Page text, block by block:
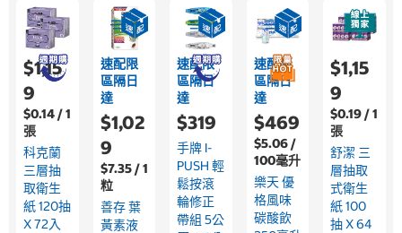
$1,15
9
$0.14 / 1
張
科克蘭
三層抽
取衛生
紙 120抽
X 72入
速配限
區隔日
達
$1,02
9
$7.35 / 1
粒
善存 葉
黃素液
速配限
區隔日
達
$319
手牌 I-
PUSH 輕
鬆按滾
輪修正
帶組 5公
速配限
區隔日
達
$469
$5.06 /
100毫升
樂天 優
格風味
碳酸飲
$1,15
9
$0.19 / 1
張
舒潔 三
層抽取
式衛生
紙 100
抽 X 64